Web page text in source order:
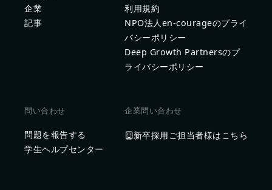
企業
記事
利用規約
NPO法人en-courageのプライ
バシーポリシー
Deep Growth Partnersのプ
ライバシーポリシー
問い合わせ
問題を報告する
学生ヘルプセンター
企業問い合わせ
新卒採用ご担当者様はこちら